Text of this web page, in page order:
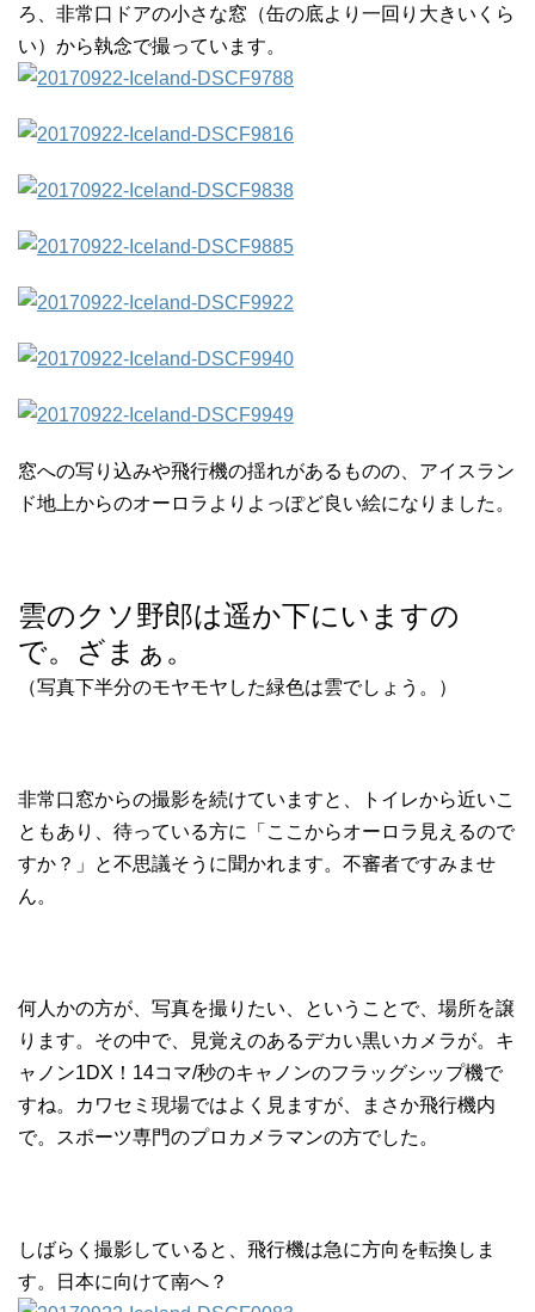
ろ、非常口ドアの小さな窓（缶の底より一回り大きいくら
い）から執念で撮っています。
窓への写り込みや飛行機の揺れがあるものの、アイスラン
ド地上からのオーロラよりよっぽど良い絵になりました。
雲のクソ野郎は遥か下にいますの
で。ざまぁ。
（写真下半分のモヤモヤした緑色は雲でしょう。）
非常口窓からの撮影を続けていますと、トイレから近いこ
ともあり、待っている方に「ここからオーロラ見えるので
すか？」と不思議そうに聞かれます。不審者ですみませ
ん。
何人かの方が、写真を撮りたい、ということで、場所を譲
ります。その中で、見覚えのあるデカい黒いカメラが。キ
ャノン1DX！14コマ/秒のキャノンのフラッグシップ機で
すね。カワセミ現場ではよく見ますが、まさか飛行機内
で。スポーツ専門のプロカメラマンの方でした。
しばらく撮影していると、飛行機は急に方向を転換しま
す。日本に向けて南へ？